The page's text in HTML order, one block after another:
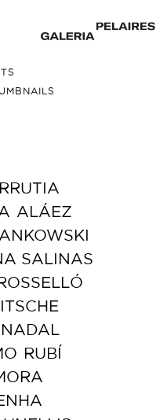
ALÁEZ
SALINAS
NADAL
RUBÍ